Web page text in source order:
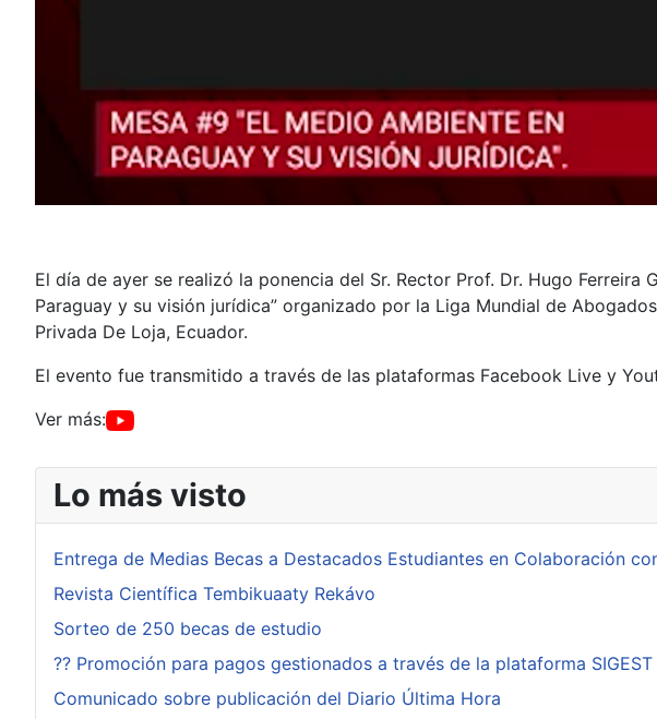
El día de ayer se realizó la ponencia del Sr. Rector Prof. Dr. Hugo
Paraguay y su visión jurídica” organizado por la Liga Mundial de
Privada De Loja, Ecuador.
El evento fue transmitido a través de las plataformas Facebook Live y
Ver más:
Lo más visto
Entrega de Medias Becas a Destacados Estudiantes en Colaboración
Revista Científica Tembikuaaty Rekávo
Sorteo de 250 becas de estudio
?? Promoción para pagos gestionados a través de la plataforma SIGEST
Comunicado sobre publicación del Diario Última Hora